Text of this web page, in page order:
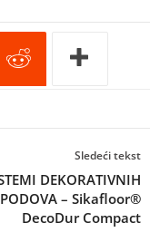
Sledeći tekst
DEKORATIVNIH
PODOVA – Sikafloor®
DecoDur Compact